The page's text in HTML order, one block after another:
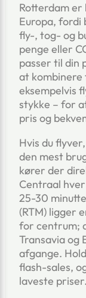
Rotterdam
Europa,
fly-, tog- og
penge eller
passer til din
at
eksempelvis
stykke – for
pris og
Hvis du
den mest
kører der
Centraal
25-30
(RTM) ligger
for centrum;
Transavia
afgange.
flash-sales,
laveste priser.